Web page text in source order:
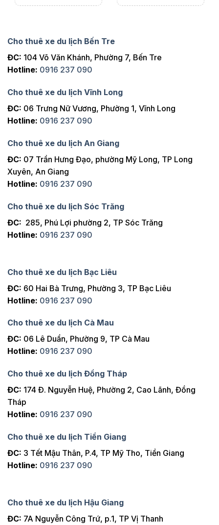
Cho thuê xe du lịch Bến Tre
ĐC: 104 Võ Văn Khánh, Phường 7, Bến Tre
Hotline: 0916 237 090
Cho thuê xe du lịch Vĩnh Long
ĐC: 06 Trưng Nữ Vương, Phường 1, Vĩnh Long
Hotline: 0916 237 090
Cho thuê xe du lịch An Giang
ĐC: 07 Trần Hưng Đạo, phường Mỹ Long, TP Long
Xuyên, An Giang
Hotline: 0916 237 090
Cho thuê xe du lịch Sóc Trăng
ĐC: 285, Phú Lợi phường 2, TP Sóc Trăng
Hotline: 0916 237 090
Cho thuê xe du lịch Bạc Liêu
ĐC: 60 Hai Bà Trưng, Phường 3, TP Bạc Liêu
Hotline: 0916 237 090
Cho thuê xe du lịch Cà Mau
ĐC: 06 Lê Duẩn, Phường 9, TP Cà Mau
Hotline: 0916 237 090
Cho thuê xe du lịch Đồng Tháp
ĐC: 174 Đ. Nguyễn Huệ, Phường 2, Cao Lãnh, Đồng
Tháp
Hotline: 0916 237 090
Cho thuê xe du lịch Tiền Giang
ĐC: 3 Tết Mậu Thân, P.4, TP Mỹ Tho, Tiền Giang
Hotline: 0916 237 090
Cho thuê xe du lịch Hậu Giang
ĐC: 7A Nguyễn Công Trứ, p.1, TP Vị Thanh